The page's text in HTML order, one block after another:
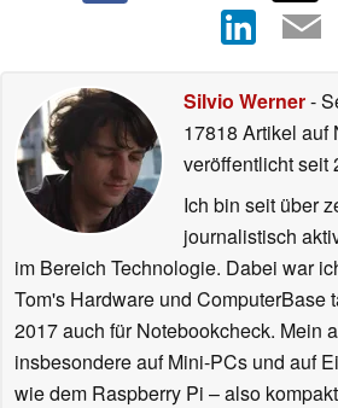
Silvio Werner-
17818 Artikel auf
veröffentlichtseit
Ich bin seit über
journalistisch
im Bereich Technologie. Dabei war
Tom's Hardware und ComputerBase
2017 auch für Notebookcheck. Mein
insbesondere auf Mini-PCs und auf
wie dem Raspberry Pi – also